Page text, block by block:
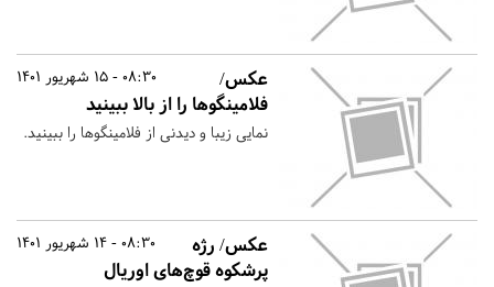
08:30 - 15 شهریور 1401
عکس/
فلامینگوها را از بالا ببینید
نمایی زیبا و دیدنی از فلامینگوها را ببینید.
08:30 - 14 شهریور 1401
عکس/ رژه
پرشکوه قوچ‌های اوریال